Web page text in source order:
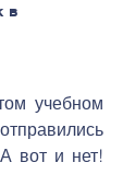
в
вот и нет!